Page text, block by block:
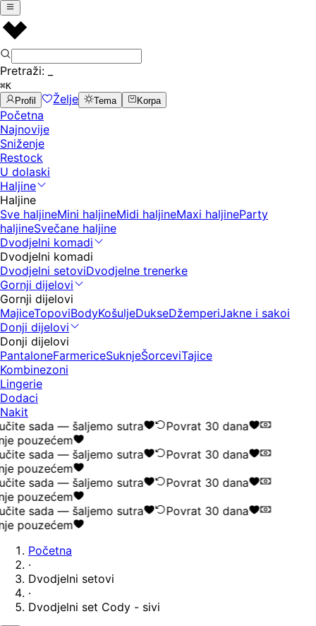
Pretraži:
⌘K
Profil
Želje Tema Korpa
Početna
Najnovije
Sniženje
Restock
U dolaski
Haljine
Haljine
Sve haljineMini haljineMidi haljineMaxi haljineParty
haljineSvečane haljine
Dvodjelni komadi
Dvodjelni komadi
Dvodjelni setoviDvodjelne trenerke
Gornji dijelovi
Gornji dijelovi
MajiceTopoviBodyKošuljeDukseDžemperiJakne i sakoi
Donji dijelovi
Donji dijelovi
PantaloneFarmericeSuknjeŠorceviTajice
Kombinezoni
Lingerie
Dodaci
Nakit
sada — šaljemo sutra
Povrat 30 dana
pouzećem
sada — šaljemo sutra
Povrat 30 dana
pouzećem
sada — šaljemo sutra
Povrat 30 dana
pouzećem
sada — šaljemo sutra
Povrat 30 dana
pouzećem
Početna
·
Dvodjelni setovi
·
Dvodjelni set Cody - sivi